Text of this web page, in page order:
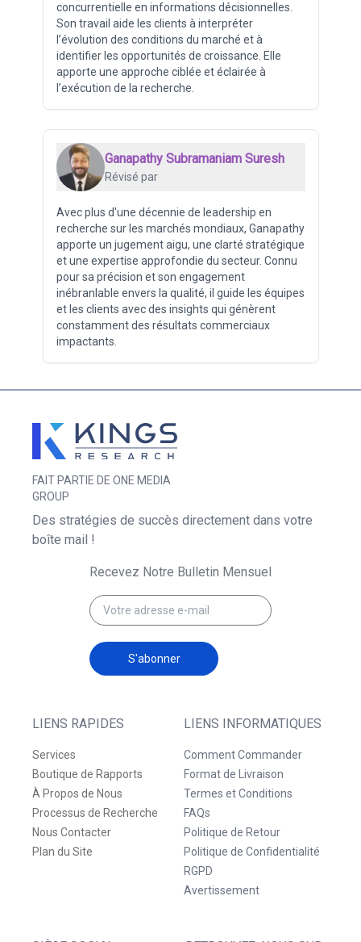
concurrentielle en informations décisionnelles.
Son travail aide les clients à interpréter
l’évolution des conditions du marché et à
identifier les opportunités de croissance. Elle
apporte une approche ciblée et éclairée à
l’exécution de la recherche.
Ganapathy Subramaniam Suresh
Révisé par
Avec plus d'une décennie de leadership en
recherche sur les marchés mondiaux, Ganapathy
apporte un jugement aigu, une clarté stratégique
et une expertise approfondie du secteur. Connu
pour sa précision et son engagement
inébranlable envers la qualité, il guide les équipes
et les clients avec des insights qui génèrent
constamment des résultats commerciaux
impactants.
FAIT PARTIE DE ONE MEDIA
GROUP
LIENS RAPIDES
Services
Boutique de Rapports
À Propos de Nous
Processus de Recherche
Nous Contacter
Plan du Site
LIENS INFORMATIQUES
Comment Commander
Format de Livraison
Termes et Conditions
FAQs
Politique de Retour
Politique de Confidentialité
RGPD
Avertissement
Des stratégies de succès directement dans votre
boîte mail !
Recevez Notre Bulletin Mensuel
S'abonner